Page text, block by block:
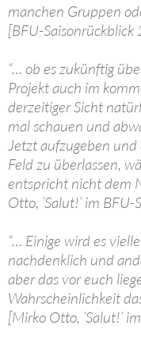
manchen Gruppen
[BFU-
“… ob es zukünftig
Projekt auch im
derzeitiger Sicht
mal schauen und
Jetzt aufzugeben
Feld zu überlassen,
entspricht nicht dem
Otto, ’Salut!’ im
“… Einige wird es
nachdenklich und
aber das vor euch
Wahrscheinlichkeit
[Mirko Otto, ’Salut!’